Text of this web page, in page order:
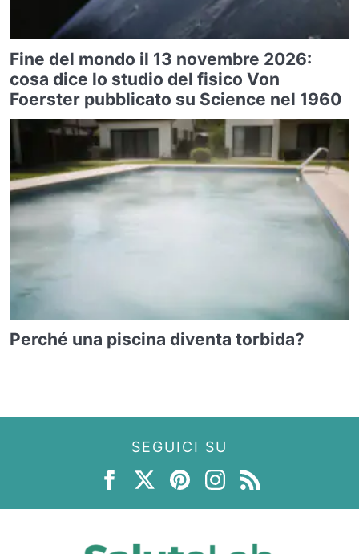
Fine del mondo il 13 novembre 2026:
cosa dice lo studio del fisico Von
Foerster pubblicato su Science nel 1960
Perché una piscina diventa torbida?
SEGUICI SU